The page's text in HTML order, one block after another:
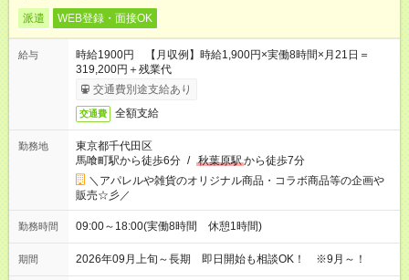
派遣 WEB登録・面接OK
給与
時給1900円 【月収例】時給1,900円×実働8時間×月21日＝
319,200円＋残業代
交通費別途支給あり
交通費 全額支給
勤務地
東京都千代田区
馬喰町駅から徒歩6分 / 秋葉原駅から徒歩7分
＼アパレルや雑貨のオリジナル商品・コラボ商品等の企画や
販売☆彡／
勤務時間 09:00～18:00(実働8時間 休憩1時間)
期間 2026年09月上旬～長期 即日開始も相談OK！ ※9月～！